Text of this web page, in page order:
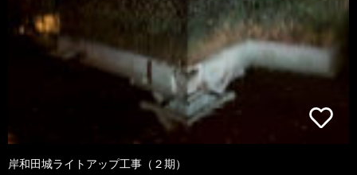
岸和田城ライトアップ工事（２期）